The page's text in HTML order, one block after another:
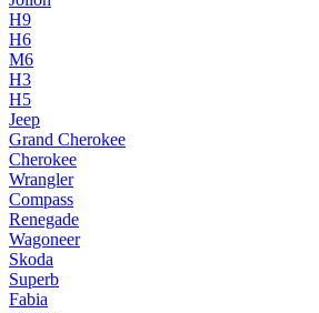
H9
H6
M6
H3
H5
Jeep
Grand Cherokee
Cherokee
Wrangler
Compass
Renegade
Wagoneer
Skoda
Superb
Fabia